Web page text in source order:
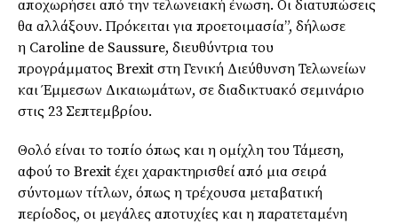
αποχωρήσει από την τελωνειακή ένωση. Οι διατυπώσεις
θα αλλάξουν. Πρόκειται για προετοιμασία”, δήλωσε
η Caroline de Saussure, διευθύντρια του
προγράμματος Brexit στη Γενική Διεύθυνση Τελωνείων
και Έμμεσων Δικαιωμάτων, σε διαδικτυακό σεμινάριο
στις 23 Σεπτεμβρίου.
Θολό είναι το τοπίο όπως και η ομίχλη του Τάμεση,
αφού το Brexit έχει χαρακτηρισθεί από μια σειρά
σύντομων τίτλων, όπως η τρέχουσα μεταβατική
περίοδος, οι μεγάλες αποτυχίες και η παρατεταμένη